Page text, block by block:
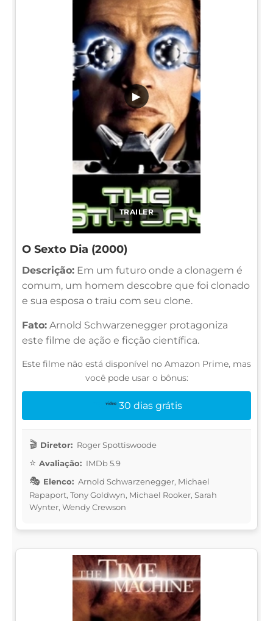
TRAILER
▶
O Sexto Dia (2000)
Descrição: Em um futuro onde a clonagem é
comum, um homem descobre que foi clonado
e sua esposa o traiu com seu clone.
Fato: Arnold Schwarzenegger protagoniza
este filme de ação e ficção científica.
Este filme não está disponível no Amazon Prime, mas
você pode usar o bônus:
30 dias grátis
Diretor: Roger Spottiswoode
Avaliação: IMDb 5.9
Elenco: Arnold Schwarzenegger, Michael
Rapaport, Tony Goldwyn, Michael Rooker, Sarah
Wynter, Wendy Crewson